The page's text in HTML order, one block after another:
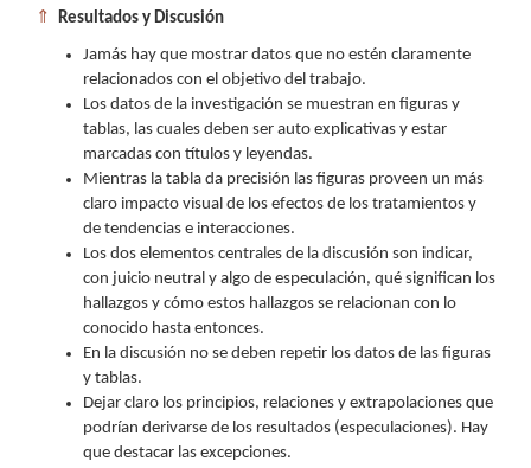
⇑ Resultados y Discusión
Jamás hay que mostrar datos que no estén claramente
relacionados con el objetivo del trabajo.
Los datos de la investigación se muestran en figuras y
tablas, las cuales deben ser auto explicativas y estar
marcadas con títulos y leyendas.
Mientras la tabla da precisión las figuras proveen un más
claro impacto visual de los efectos de los tratamientos y
de tendencias e interacciones.
Los dos elementos centrales de la discusión son indicar,
con juicio neutral y algo de especulación, qué significan los
hallazgos y cómo estos hallazgos se relacionan con lo
conocido hasta entonces.
En la discusión no se deben repetir los datos de las figuras
y tablas.
Dejar claro los principios, relaciones y extrapolaciones que
podrían derivarse de los resultados (especulaciones). Hay
que destacar las excepciones.